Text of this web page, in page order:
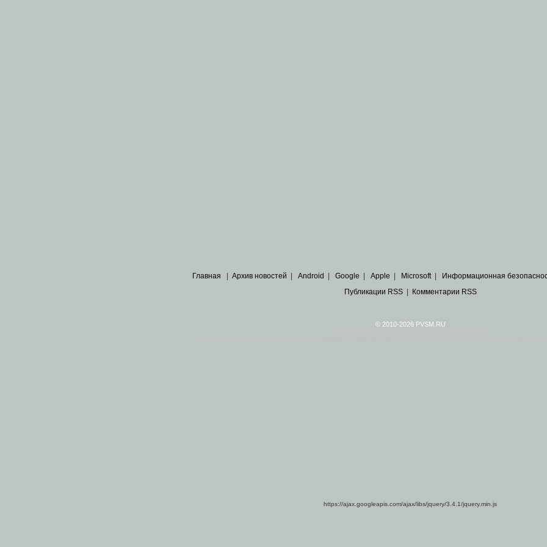
Главная Архив новостей Android Google Apple Microsoft| Информационная
Публикации RSS| Комментарии RSS
© 2010-2026 PVSM.RU
https://ajax.googleapis.com/ajax/libs/jquery/3.4.1/jquery.min.js